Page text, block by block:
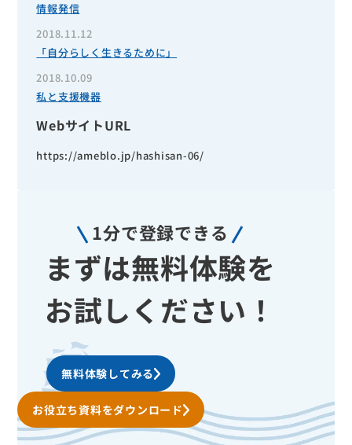
情報発信
2018.11.12
「自分らしく生きるために」
2018.10.09
私と支援機器
WebサイトURL
https://ameblo.jp/hashisan-06/
1分で登録できる
まずは無料体験を
お試しください！
無料体験してみる
お役立ち資料をダウンロード